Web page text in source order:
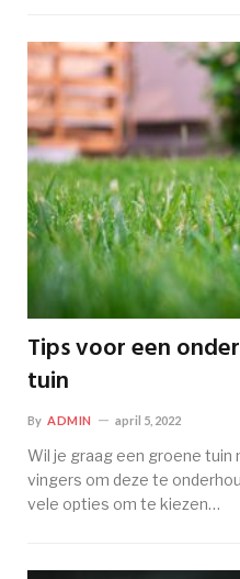
Tips voor een
tuin
By ADMIN april 5, 2022
Wil je graag een groene tuin
vingers om deze te
vele opties om te kiezen…